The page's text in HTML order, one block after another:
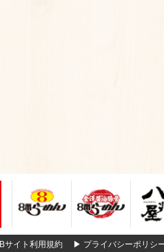
サイト利用規約 ▶ プライバシーポリシ